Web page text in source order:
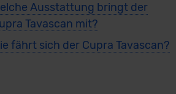
Ausstattung bringt der
Tavascan mit?
fährt sich der Cupra Tavascan?